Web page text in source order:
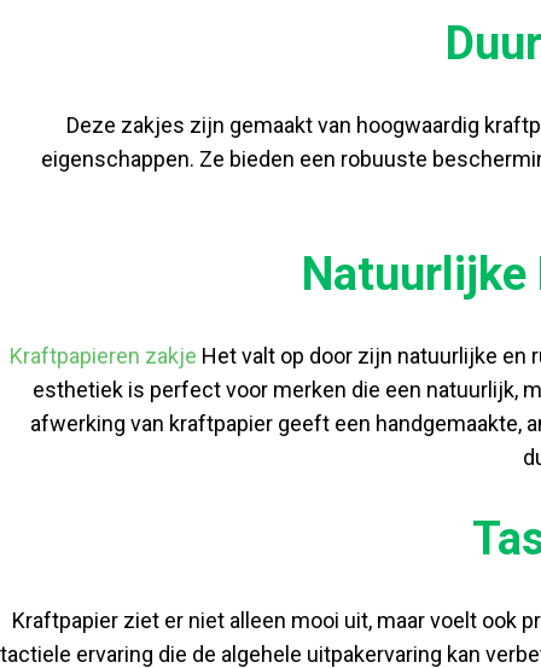
Deze zakjes zijn gemaakt van hoogwaardig
eigenschappen. Ze bieden een robuuste
Natuurlijke
Kraftpapieren zakje Het valt op door zijn natuurlijke en
esthetiek is perfect voor merken die een natuurlijk,
afwerking van kraftpapier geeft een handgemaakte,
Kraftpapier ziet er niet alleen mooi uit, maar voelt ook
tactiele ervaring die de algehele uitpakervaring kan